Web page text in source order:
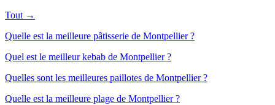
Tout →
Quelle est la meilleure pâtisserie de Montpellier ?
Quel est le meilleur kebab de Montpellier ?
Quelles sont les meilleures paillotes de Montpellier ?
Quelle est la meilleure plage de Montpellier ?